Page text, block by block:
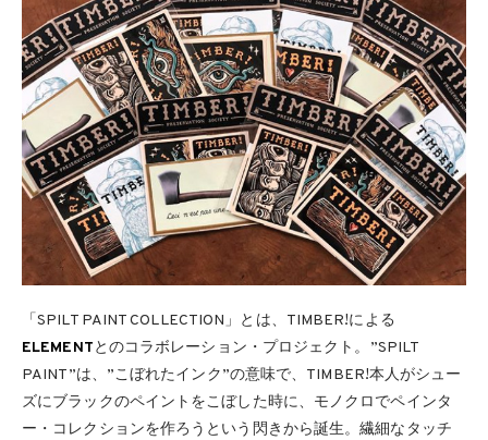
「SPILT PAINT COLLECTION」とは、TIMBER!による
ELEMENTとのコラボレーション・プロジェクト。”SPILT
PAINT”は、”こぼれたインク”の意味で、TIMBER!本人がシュー
ズにブラックのペイントをこぼした時に、モノクロでペインタ
ー・コレクションを作ろうという閃きから誕生。繊細なタッチ